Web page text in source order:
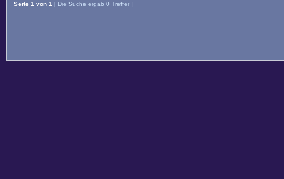
Seite 1 von 1 [ Die Suche ergab 0 Treffer ]